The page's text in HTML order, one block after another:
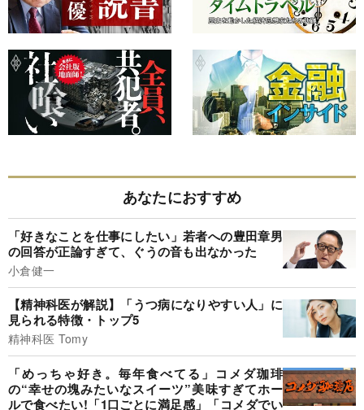
あなたにおすすめ
「好きなことを仕事にしたい」若者への豊田章男
の回答が正論すぎて、ぐうの音も出なかった
小倉健一
【精神科医が解説】「うつ病になりやすい人」に
見られる特徴・トップ5
精神科医 Tomy
「めっちゃ好き。毎年食べてる」コメダ珈琲
の“幸せの塊みたいなスイーツ”美味すぎてホー
ルで食べたい!「1口ごとに満足感」「コメダでい